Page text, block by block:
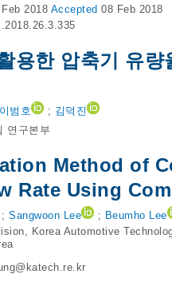
2018 Accepted 08 Feb 2018
용한 압축기 유
이범호 ; 김덕진
연구본부
Method of
Rate Using
Sangwoon Lee ; Beumho Lee
Korea Automotive